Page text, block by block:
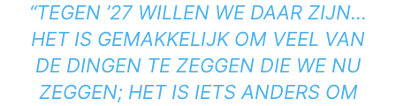
“TEGEN ’27 WILLEN WE DAAR ZIJN…
HET IS GEMAKKELIJK OM VEEL VAN
DE DINGEN TE ZEGGEN DIE WE NU
ZEGGEN; HET IS IETS ANDERS OM